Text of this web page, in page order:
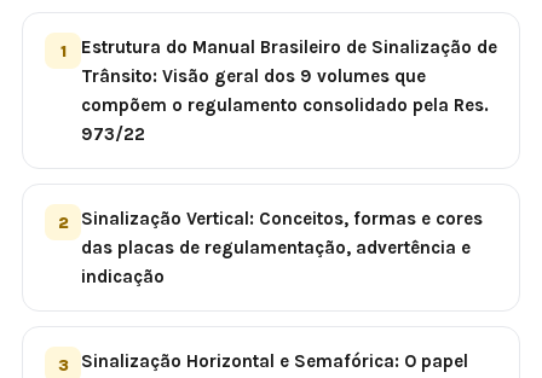
1
Estrutura do Manual Brasileiro de Sinalização de
Trânsito: Visão geral dos 9 volumes que
compõem o regulamento consolidado pela Res.
973/22
2
Sinalização Vertical: Conceitos, formas e cores
das placas de regulamentação, advertência e
indicação
3
Sinalização Horizontal e Semafórica: O papel